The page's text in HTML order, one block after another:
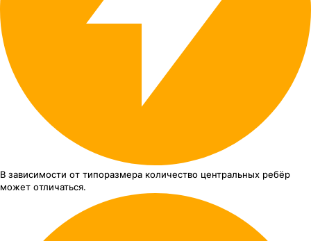
В зависимости от типоразмера количество центральных ребёр
может отличаться.